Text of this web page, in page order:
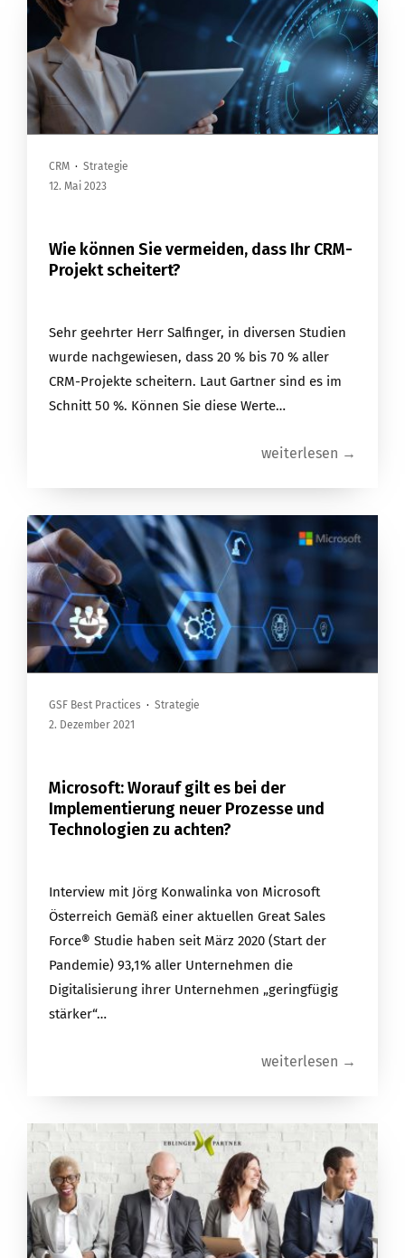
Wie können Sie vermeiden, dass Ihr CRM-
Projekt scheitert?
Sehr geehrter Herr Salfinger, in diversen Studien
wurde nachgewiesen, dass 20 % bis 70 % aller
CRM-Projekte scheitern. Laut Gartner sind es im
Schnitt 50 %. Können Sie diese Werte…
weiterlesen →
CRM · Strategie
12. Mai 2023
Microsoft: Worauf gilt es bei der
Implementierung neuer Prozesse und
Technologien zu achten?
Interview mit Jörg Konwalinka von Microsoft
Österreich Gemäß einer aktuellen Great Sales
Force® Studie haben seit März 2020 (Start der
Pandemie) 93,1% aller Unternehmen die
Digitalisierung ihrer Unternehmen „geringfügig
stärker“…
weiterlesen →
GSF Best Practices · Strategie
2. Dezember 2021